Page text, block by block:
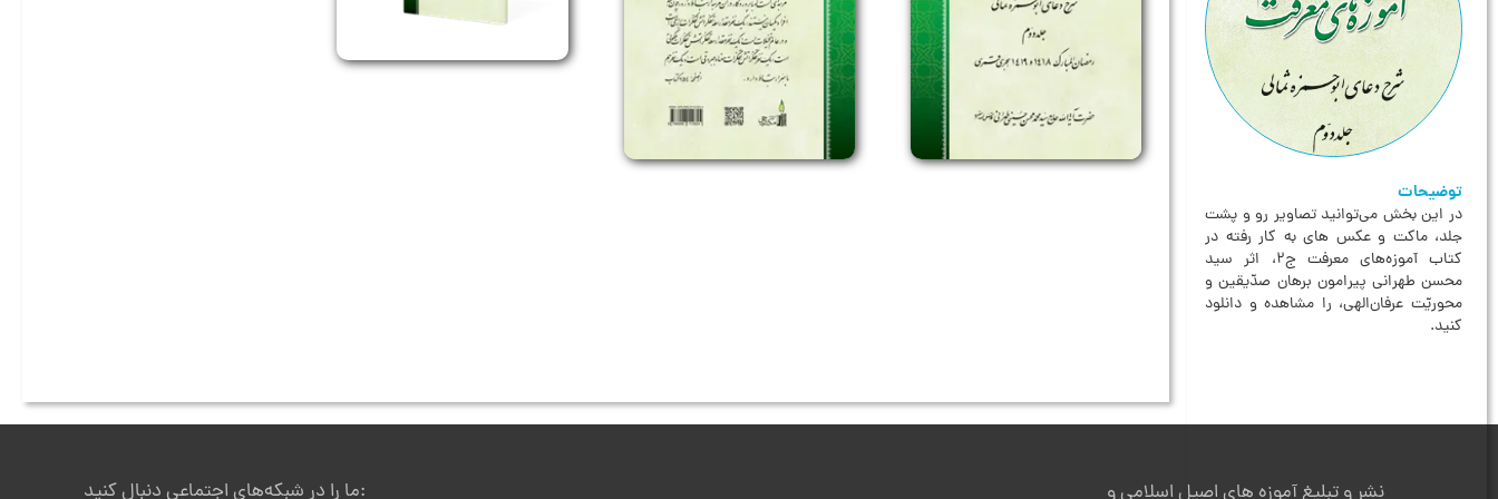
توضیحات
در این بخش می‌توانید تصاویر رو و پشت
جلد، ماکت و عکس های به کار رفته در
کتاب آموزه‌های معرفت ج۲، اثر سید
محسن طهرانی پیرامون برهان صدّیقین و
محوریّت عرفان‌الهی، را مشاهده و دانلود
کنید.
ما را در شبکه‌های اجتماعی دنبال کنید: